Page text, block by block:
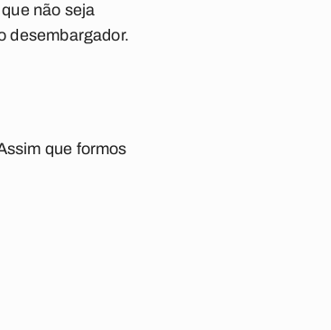
não seja
desembargador.
que formos